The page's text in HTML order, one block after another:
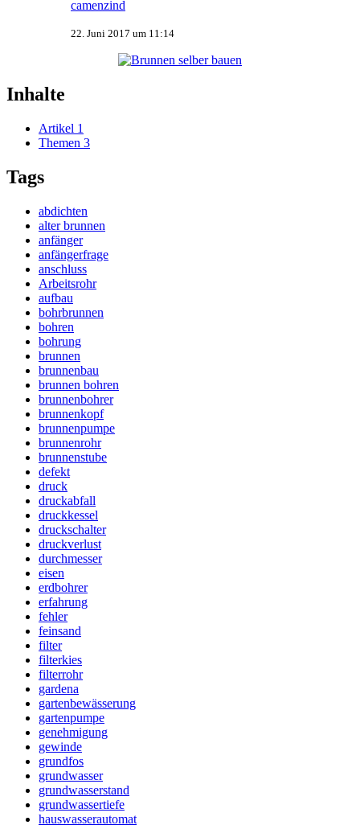
camenzind
22. Juni 2017 um 11:14
Inhalte
Artikel 1
Themen 3
Tags
abdichten
alter brunnen
anfänger
anfängerfrage
anschluss
Arbeitsrohr
aufbau
bohrbrunnen
bohren
bohrung
brunnen
brunnenbau
brunnen bohren
brunnenbohrer
brunnenkopf
brunnenpumpe
brunnenrohr
brunnenstube
defekt
druck
druckabfall
druckkessel
druckschalter
druckverlust
durchmesser
eisen
erdbohrer
erfahrung
fehler
feinsand
filter
filterkies
filterrohr
gardena
gartenbewässerung
gartenpumpe
genehmigung
gewinde
grundfos
grundwasser
grundwasserstand
grundwassertiefe
hauswasserautomat